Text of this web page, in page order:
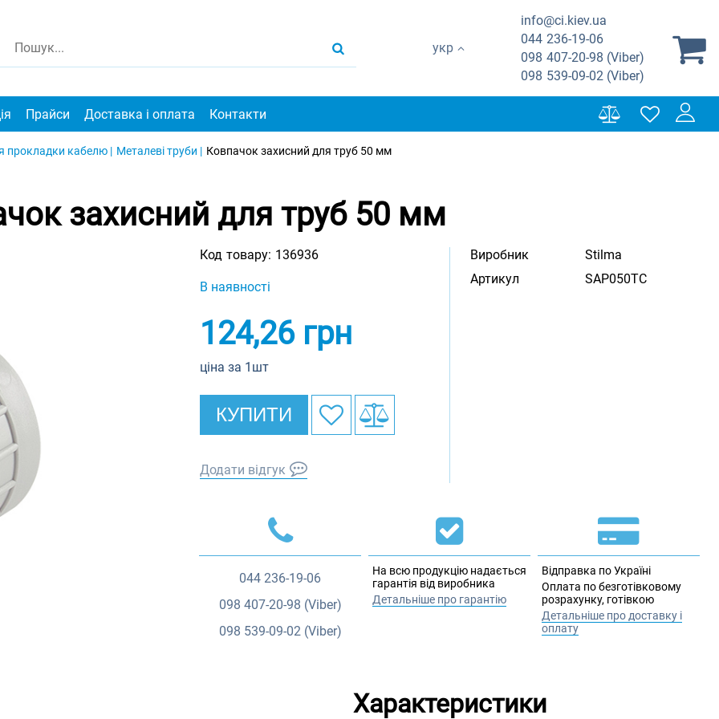
укр
info@ci.kiev.ua
044 236-19-06
098 407-20-98 (Viber)
098 539-09-02 (Viber)
Прайси Доставка і оплата Контакти
прокладки кабелю | Металеві труби | Ковпачок захисний для труб 50 мм
захисний для труб 50 мм
Код товару: 136936
В наявності
124,26грн
ціна за 1шт
КУПИТИ
Додати відгук
Виробник
Stilma
Артикул
SAP050TC
044 236-19-06
098 407-20-98 (Viber)
098 539-09-02 (Viber)
На всю продукцію надається
гарантія від виробника
Детальніше про гарантію
Відправка по Україні
Оплата по безготівковому
розрахунку, готівкою
Детальніше про доставку і
оплату
Характеристики